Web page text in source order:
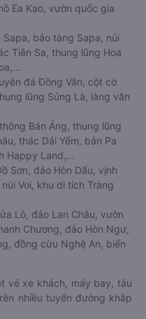
Ea Kao, vườn quốc gia
Sapa, bảo tàng Sapa, núi
Tiên Sa, thung lũng Hoa
đá Đồng Văn, cột cờ
lũng Sủng Là, làng văn
Bản Áng, thung lũng
thác Dải Yếm, bản Pa
Happy Land,...
Sơn, đảo Hòn Dấu, vịnh
Voi, khu di tích Tràng
Lò, đảo Lan Châu, vườn
Chương, đảo Hòn Ngư,
đồng cừu Nghệ An, biển
vé xe khách, máy bay, tàu
nhiều tuyến đường khắp